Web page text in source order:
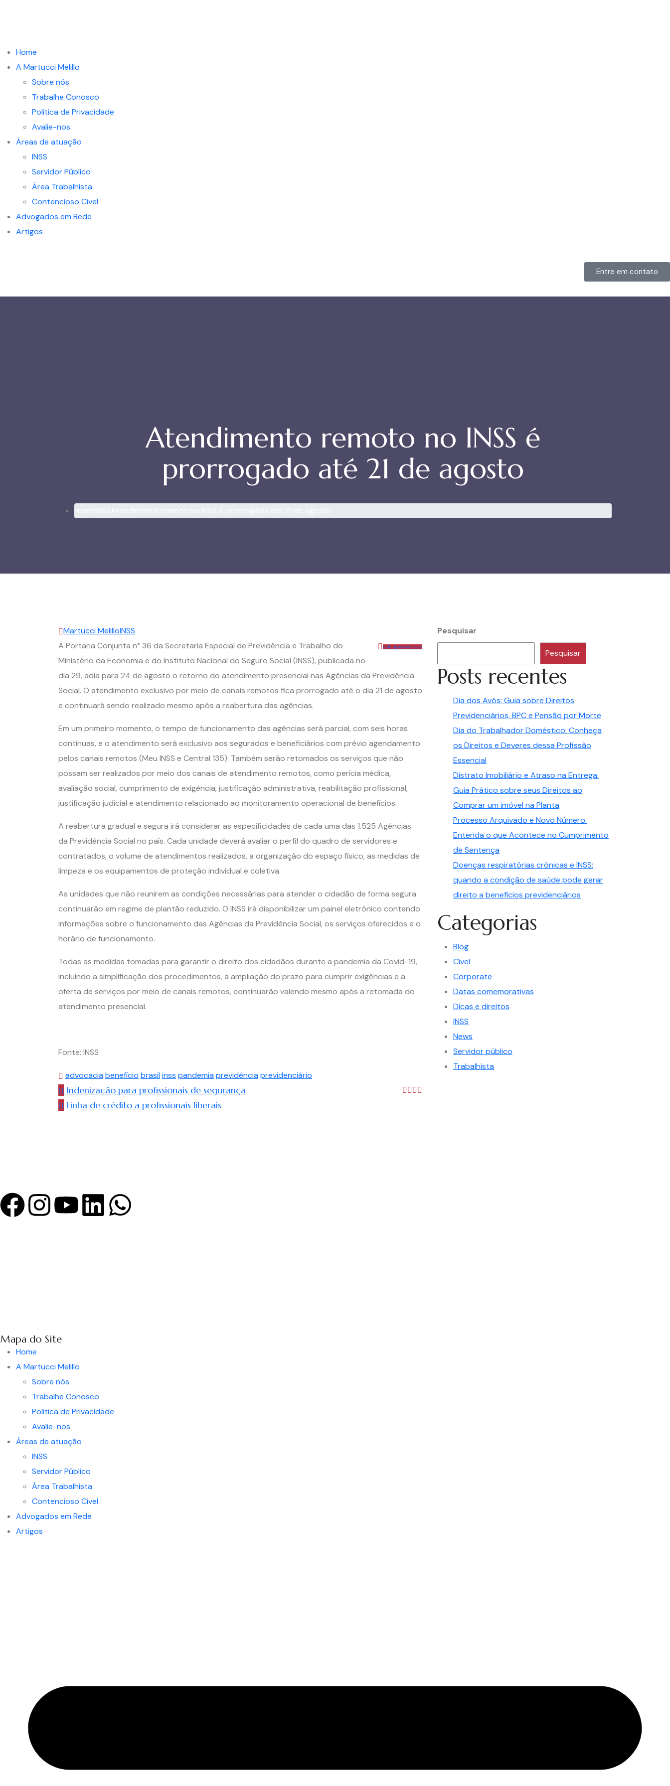
Home
A Martucci Melillo
Sobre nós
Trabalhe Conosco
Política de Privacidade
Avalie-nos
Áreas de atuação
INSS
Servidor Público
Área Trabalhista
Contencioso Cível
Advogados em Rede
Artigos
Entre em contato
Atendimento remoto no INSS é
prorrogado até 21 de agosto
Martucci MelilloINSS
5 de agosto de 2020
A Portaria Conjunta n° 36 da Secretaria Especial de Previdência e Trabalho do
Ministério da Economia e do Instituto Nacional do Seguro Social (INSS), publicada no
dia 29, adia para 24 de agosto o retorno do atendimento presencial nas Agências da Previdência
Social. O atendimento exclusivo por meio de canais remotos fica prorrogado até o dia 21 de agosto
e continuará sendo realizado mesmo após a reabertura das agências.
Em um primeiro momento, o tempo de funcionamento das agências será parcial, com seis horas
contínuas, e o atendimento será exclusivo aos segurados e beneficiários com prévio agendamento
pelos canais remotos (Meu INSS e Central 135). Também serão retomados os serviços que não
possam ser realizados por meio dos canais de atendimento remotos, como perícia médica,
avaliação social, cumprimento de exigência, justificação administrativa, reabilitação profissional,
justificação judicial e atendimento relacionado ao monitoramento operacional de benefícios.
A reabertura gradual e segura irá considerar as especificidades de cada uma das 1.525 Agências
da Previdência Social no país. Cada unidade deverá avaliar o perfil do quadro de servidores e
contratados, o volume de atendimentos realizados, a organização do espaço físico, as medidas de
limpeza e os equipamentos de proteção individual e coletiva.
As unidades que não reunirem as condições necessárias para atender o cidadão de forma segura
continuarão em regime de plantão reduzido. O INSS irá disponibilizar um painel eletrônico contendo
informações sobre o funcionamento das Agências da Previdência Social, os serviços oferecidos e o
horário de funcionamento.
Todas as medidas tomadas para garantir o direito dos cidadãos durante a pandemia da Covid-19,
incluindo a simplificação dos procedimentos, a ampliação do prazo para cumprir exigências e a
oferta de serviços por meio de canais remotos, continuarão valendo mesmo após a retomada do
atendimento presencial.
Fonte: INSS
advocacia benefício brasil inss pandemia previdência previdenciário
Indenização para profissionais de segurança
Linha de crédito a profissionais liberais
Pesquisar
Pesquisar
Posts recentes
Dia dos Avós: Guia sobre Direitos
Previdenciários, BPC e Pensão por Morte
Dia do Trabalhador Doméstico: Conheça
os Direitos e Deveres dessa Profissão
Essencial
Distrato Imobiliário e Atraso na Entrega:
Guia Prático sobre seus Direitos ao
Comprar um imóvel na Planta
Processo Arquivado e Novo Número:
Entenda o que Acontece no Cumprimento
de Sentença
Doenças respiratórias crônicas e INSS:
quando a condição de saúde pode gerar
direito a benefícios previdenciários
Categorias
Blog
Cível
Corporate
Datas comemorativas
Dicas e direitos
INSS
News
Servidor público
Trabalhista
Mapa do Site
Home
A Martucci Melillo
Sobre nós
Trabalhe Conosco
Política de Privacidade
Avalie-nos
Áreas de atuação
INSS
Servidor Público
Área Trabalhista
Contencioso Cível
Advogados em Rede
Artigos